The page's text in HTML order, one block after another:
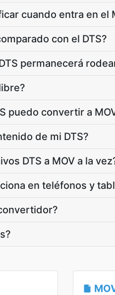
cuando entra en el
con el DTS?
permanecerá
puedo convertir a
de mi DTS?
DTS a MOV a la
en teléfonos y